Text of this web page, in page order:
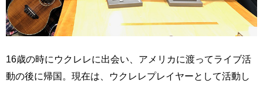
16歳の時にウクレレに出会い、アメリカに渡ってライブ活
動の後に帰国。現在は、ウクレレプレイヤーとして活動し